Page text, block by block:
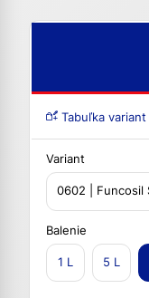
Tabuľka variant
Variant
0602 | Funcosil
Balenie
1 L 5 L